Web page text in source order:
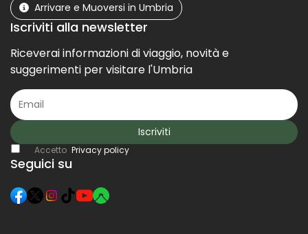
Arrivare e Muoversi in Umbria
Iscriviti alla newsletter
Riceverai informazioni di viaggio, novità e
suggerimenti per visitare l'Umbria
Iscriviti
Accetto Privacy policy
Seguici su